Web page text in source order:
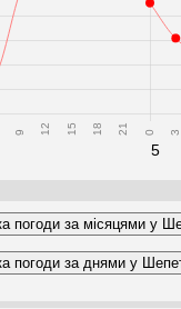
9 12 15 18 21
5
0 3